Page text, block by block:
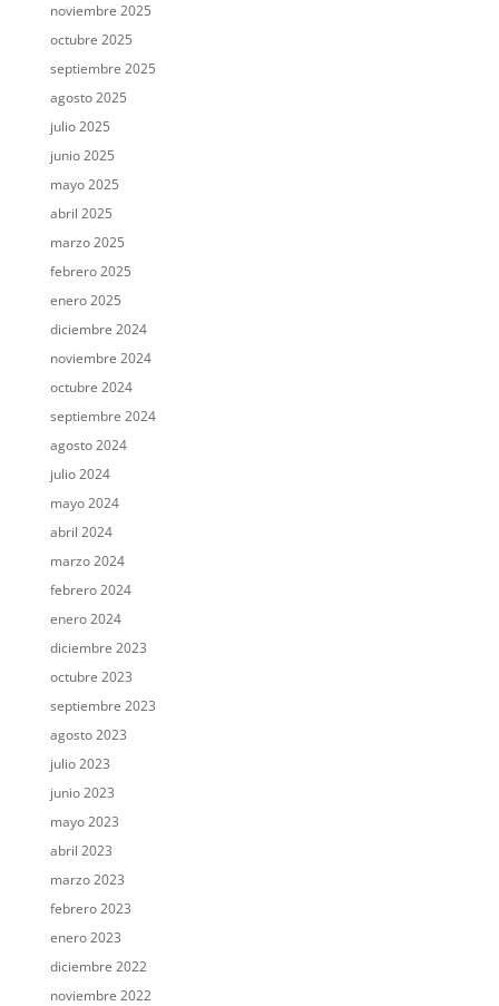
noviembre 2025
octubre 2025
septiembre 2025
agosto 2025
julio 2025
junio 2025
mayo 2025
abril 2025
marzo 2025
febrero 2025
enero 2025
diciembre 2024
noviembre 2024
octubre 2024
septiembre 2024
agosto 2024
julio 2024
mayo 2024
abril 2024
marzo 2024
febrero 2024
enero 2024
diciembre 2023
octubre 2023
septiembre 2023
agosto 2023
julio 2023
junio 2023
mayo 2023
abril 2023
marzo 2023
febrero 2023
enero 2023
diciembre 2022
noviembre 2022